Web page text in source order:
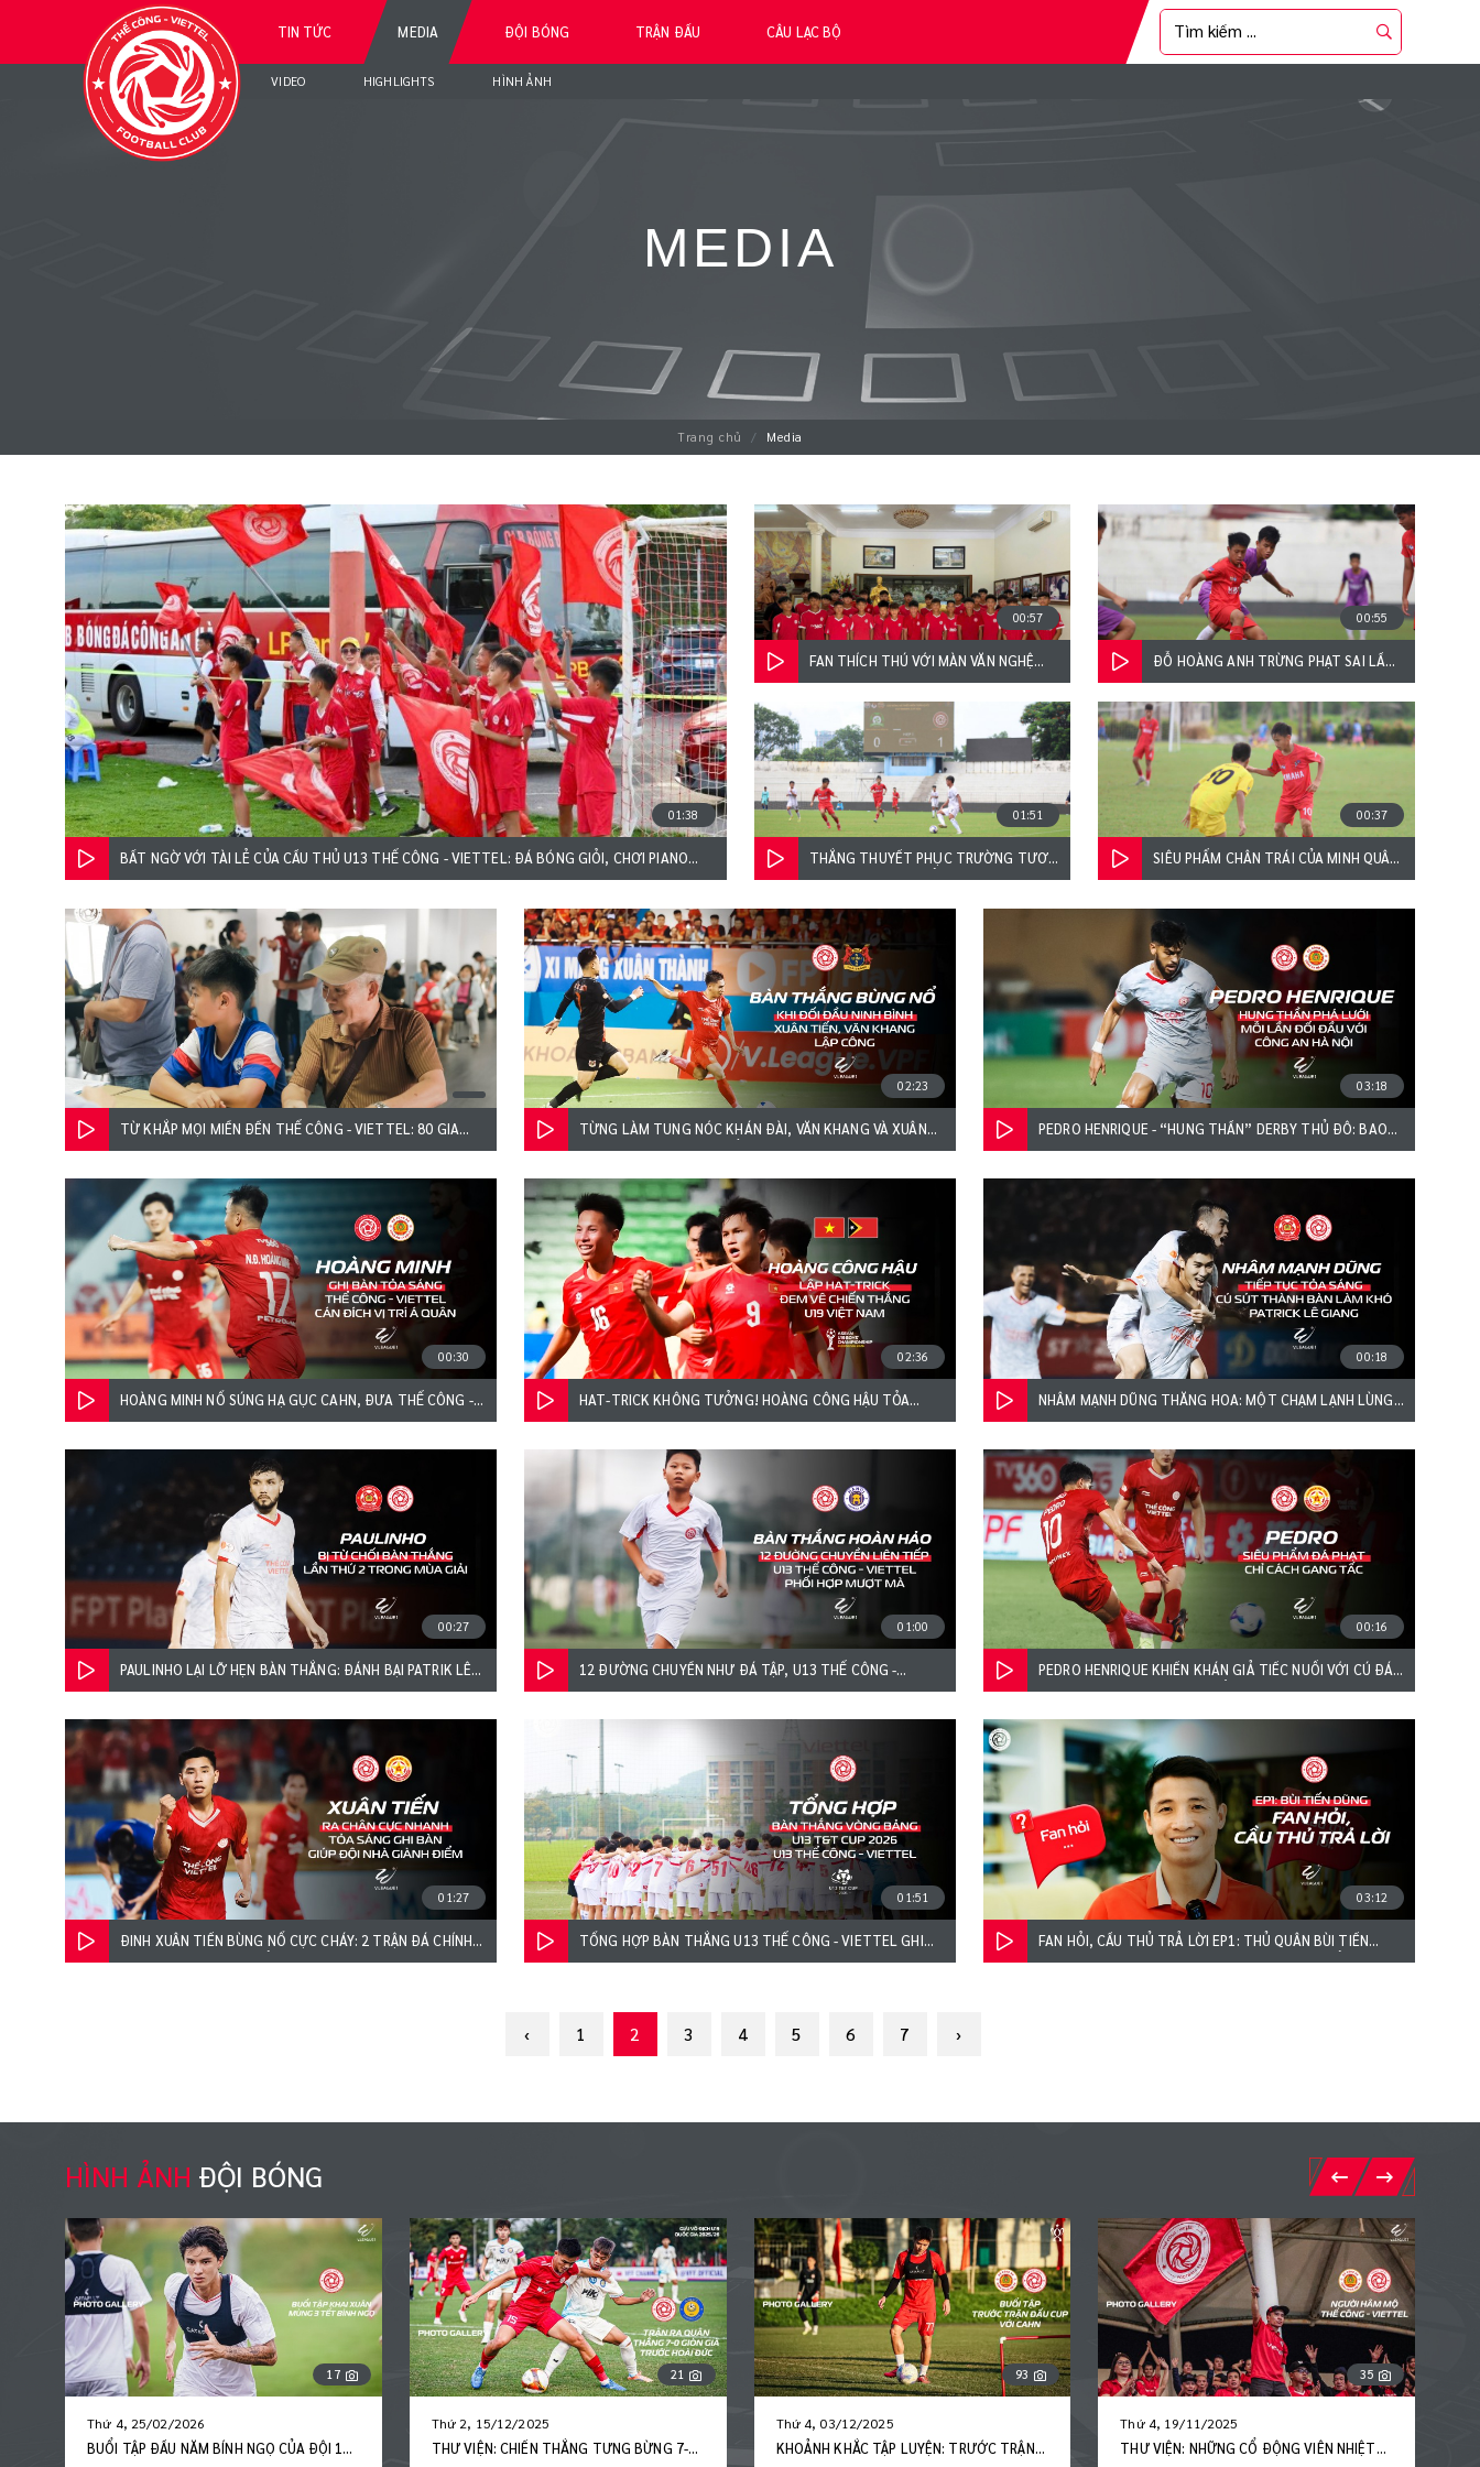
TIN TỨC MEDIA ĐỘI BÓNG TRẬN ĐẤU CÂU LẠC BỘ
VIDEO HIGHLIGHTS HÌNH ẢNH
MEDIA
Trang chủ Media
BẤT NGỜ VỚI TÀI LẺ CỦA CẦU THỦ U13 THỂ CÔNG - VIETTEL: ĐÁ BÓNG GIỎI, CHƠI PIANO
CỰC HAY
01:38
FAN THÍCH THÚ VỚI MÀN VĂN NGHỆ
CỰC DỄ THƯƠNG CỦA CÁC CẦU THỦ
U14 THỂ CÔNG - VIETTEL
00:57
ĐỖ HOÀNG ANH TRỪNG PHẠT SAI LẦM
U13 HÀ NỘI, GHI BÀN MANG VỀ CHIẾN
THẮNG CHO U13 THỂ CÔNG - VIETTEL
00:55
THẮNG THUYẾT PHỤC TRƯỜNG TƯƠI
ĐỒNG NAI, U13 THỂ CÔNG - VIETTEL
01:51
SIÊU PHẨM CHÂN TRÁI CỦA MINH QUÂN:
CÚ "ĐẠI BÁC" HẠ GỤC THỦ THÀNH U13
00:37
TỪ KHẮP MỌI MIỀN ĐẾN THỂ CÔNG - VIETTEL: 80 GIA
ĐÌNH CÙNG VIẾT TIẾP GIẤC MƠ SÂN CỎ CỦA CÁC CON
TỪNG LÀM TUNG NÓC KHÁN ĐÀI, VĂN KHANG VÀ XUÂN
TIẾN SẴN SÀNG BÙNG NỔ Ở BÁN KẾT
02:23
PEDRO HENRIQUE - “HUNG THẦN” DERBY THỦ ĐÔ: BAO
GIỜ LẠI GIEO SẦU CHO CAHN?
03:18
HOÀNG MINH NỔ SÚNG HẠ GỤC CAHN, ĐƯA THỂ CÔNG -
VIETTEL CÁN ĐÍCH Á QUÂN V.LEAGUE 2025/26
00:30
HAT-TRICK KHÔNG TƯỞNG! HOÀNG CÔNG HẬU TỎA
SÁNG RỰC RỠ GIÚP U19 VIỆT NAM ĐẠI THẮNG
02:36
NHÂM MẠNH DŨNG THĂNG HOA: MỘT CHẠM LẠNH LÙNG,
HẠ GỤC PATRIK LÊ GIANG
00:18
PAULINHO LẠI LỠ HẸN BÀN THẮNG: ĐÁNH BẠI PATRIK LÊ
GIANG NHƯNG VẪN KHÔNG ĐƯỢC ĂN MỪNG
00:27
12 ĐƯỜNG CHUYỀN NHƯ ĐÁ TẬP, U13 THỂ CÔNG -
VIETTEL GHI BÀN ĐẸP MẮT KHIẾN BLV PHÁT CUỒNG
01:00
PEDRO HENRIQUE KHIẾN KHÁN GIẢ TIẾC NUỐI VỚI CÚ ĐÁ
PHẠT “SUÝT THÀNH SIÊU PHẨM” TRƯỚC PVF - CAND
00:16
ĐINH XUÂN TIẾN BÙNG NỔ CỰC CHÁY: 2 TRẬN ĐÁ CHÍNH,
2 BÀN THẮNG CHO THỂ CÔNG - VIETTEL
01:27
TỔNG HỢP BÀN THẮNG U13 THỂ CÔNG - VIETTEL GHI
TẠI VÒNG BẢNG U13 T&AMP;T CUP 2026
01:51
FAN HỎI, CẦU THỦ TRẢ LỜI EP1: THỦ QUÂN BÙI TIẾN
DŨNG TIẾT LỘ DJ TRONG PHÒNG THAY ĐỒ THỂ CÔNG -
03:12
‹ 1 2 3 4 5 6 7 ›
HÌNH ẢNH ĐỘI BÓNG
21
Thứ 2, 15/12/2025
THƯ VIỆN: CHIẾN THẮNG TƯNG BỪNG 7-0
93
Thứ 4, 03/12/2025
KHOẢNH KHẮC TẬP LUYỆN: TRƯỚC TRẬN
35
Thứ 4, 19/11/2025
THƯ VIỆN: NHỮNG CỔ ĐỘNG VIÊN NHIỆT
60
Thứ 6, 14/11/2025
THƯ VIỆN: 60 KHOẢNH KHẮC TRONG